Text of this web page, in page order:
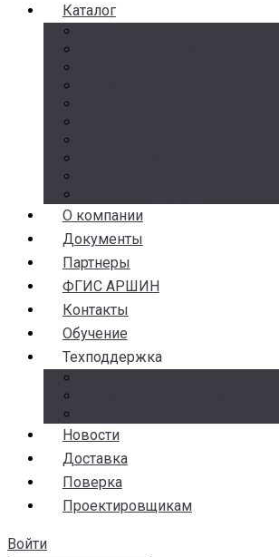
Каталог
О компании
Документы
Партнеры
ФГИС АРШИН
Контакты
Обучение
Техподдержка
Новости
Доставка
Поверка
Проектировщикам
Войти